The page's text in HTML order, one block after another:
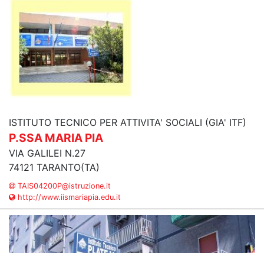
ISTITUTO TECNICO PER ATTIVITA' SOCIALI (GIA' ITF)
P.SSA MARIA PIA
VIA GALILEI N.27
74121 TARANTO(TA)
TAIS04200P@istruzione.it
http://www.iismariapia.edu.it